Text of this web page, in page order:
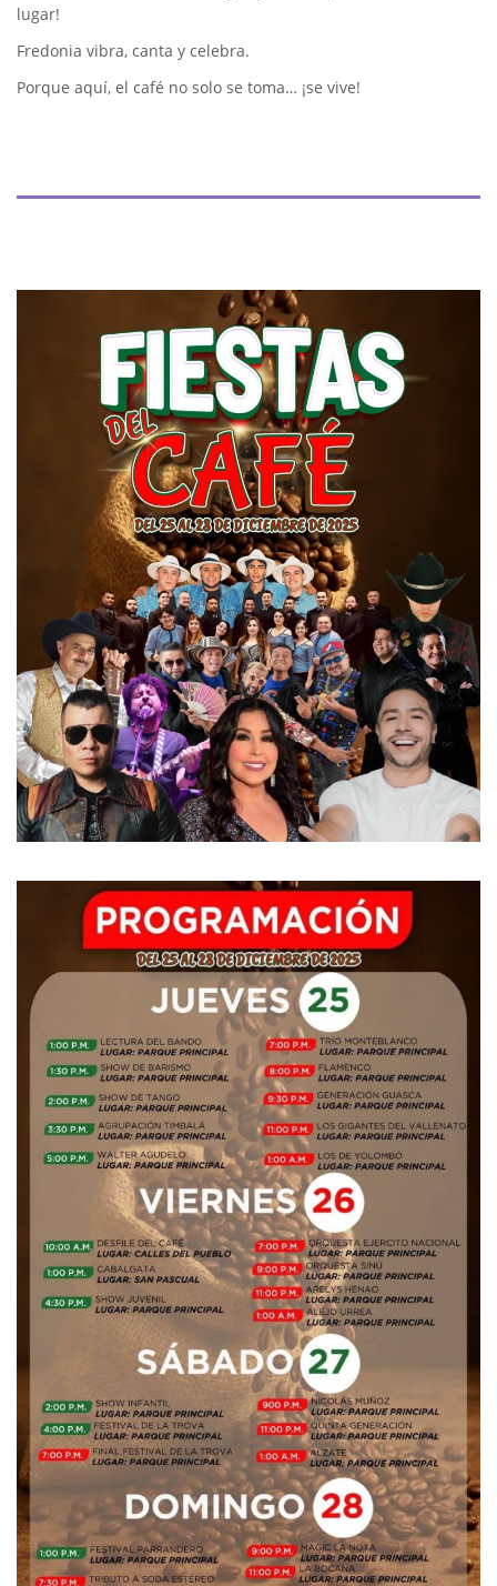
lugar!
Fredonia vibra, canta y celebra.
Porque aquí, el café no solo se toma… ¡se vive!